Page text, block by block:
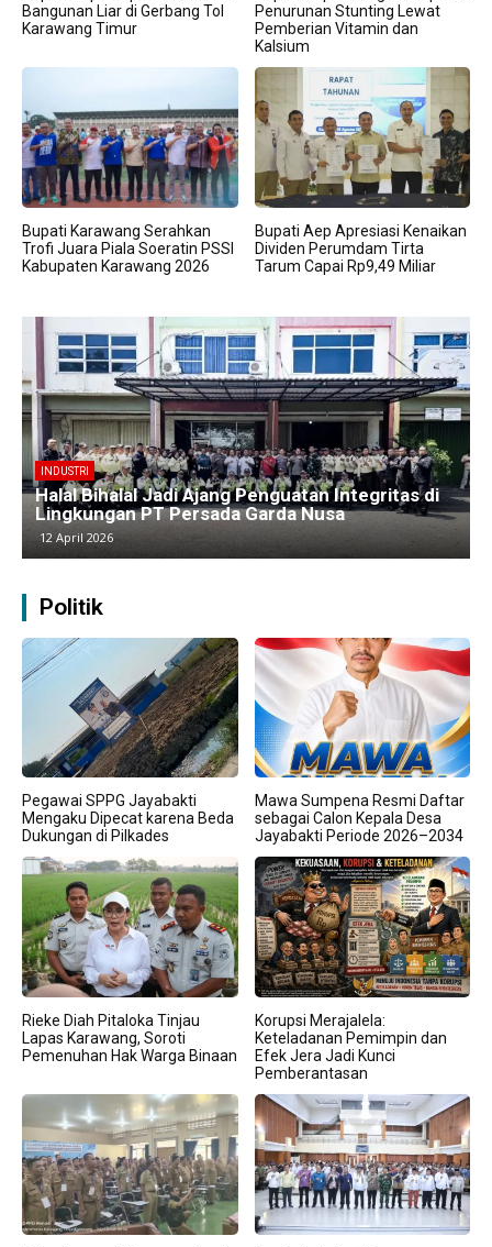
Bangunan Liar di Gerbang Tol
Karawang Timur
Penurunan Stunting Lewat
Pemberian Vitamin dan
Kalsium
Bupati Karawang Serahkan
Trofi Juara Piala Soeratin PSSI
Kabupaten Karawang 2026
Bupati Aep Apresiasi Kenaikan
Dividen Perumdam Tirta
Tarum Capai Rp9,49 Miliar
BERITA
Kawasan Industri Cikarang Kembali Padat,
Produksi dan Logistik Beroperasi Penuh”
9 April 2026
Politik
Pegawai SPPG Jayabakti
Mengaku Dipecat karena Beda
Dukungan di Pilkades
Mawa Sumpena Resmi Daftar
sebagai Calon Kepala Desa
Jayabakti Periode 2026–2034
Rieke Diah Pitaloka Tinjau
Lapas Karawang, Soroti
Pemenuhan Hak Warga Binaan
Korupsi Merajalela:
Keteladanan Pemimpin dan
Efek Jera Jadi Kunci
Pemberantasan